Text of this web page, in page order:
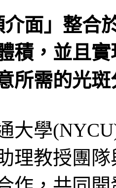
面」整合
積，並且
所需的光斑
大學
理教授團